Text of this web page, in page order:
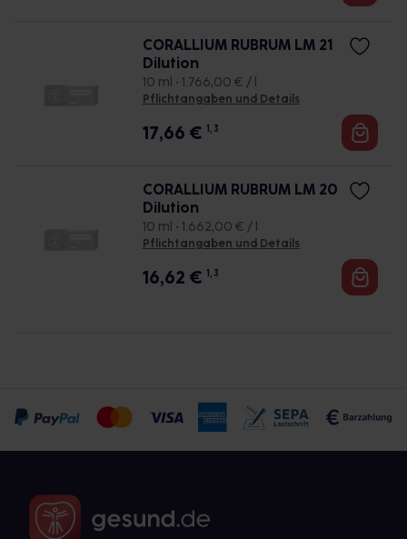
CORALLIUM RUBRUM LM 21
Dilution
10 ml • 1.766,00 € / l
Pflichtangaben und Details
17,66 € 1, 3
CORALLIUM RUBRUM LM 20
Dilution
10 ml • 1.662,00 € / l
Pflichtangaben und Details
16,62 € 1, 3